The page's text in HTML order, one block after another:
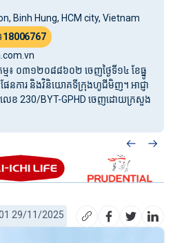
Binh Hung, HCM city, Vietnam
18006767
ម្ម៖ ០៣១២០៨៨៦០២ ចេញថ្ងៃទី១៤ ខែធ្នូ
ែនការ និងវិនិយោគទីក្រុងហូជីមិញ។ អាជ្ញា
េខ 230/BYT-GPHD ចេញដោយក្រសួង
29/11/2025